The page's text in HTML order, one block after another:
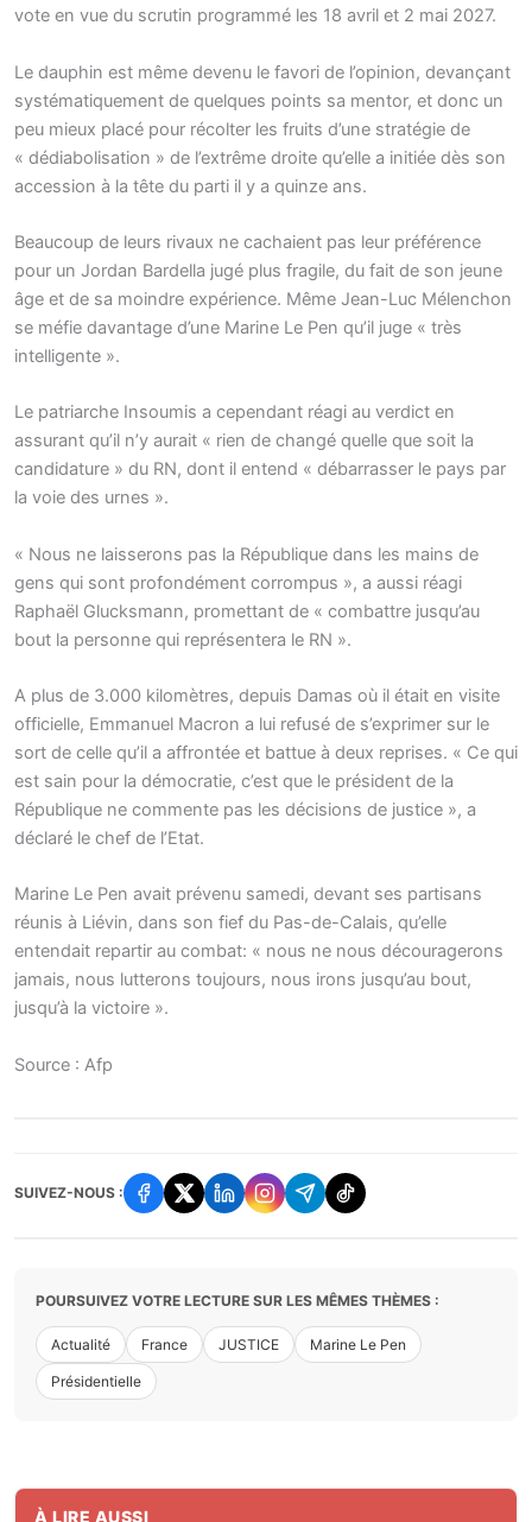
vote en vue du scrutin programmé les 18 avril et 2 mai 2027.
Le dauphin est même devenu le favori de l’opinion, devançant
systématiquement de quelques points sa mentor, et donc un
peu mieux placé pour récolter les fruits d’une stratégie de
« dédiabolisation » de l’extrême droite qu’elle a initiée dès son
accession à la tête du parti il y a quinze ans.
Beaucoup de leurs rivaux ne cachaient pas leur préférence
pour un Jordan Bardella jugé plus fragile, du fait de son jeune
âge et de sa moindre expérience. Même Jean-Luc Mélenchon
se méfie davantage d’une Marine Le Pen qu’il juge « très
intelligente ».
Le patriarche Insoumis a cependant réagi au verdict en
assurant qu’il n’y aurait « rien de changé quelle que soit la
candidature » du RN, dont il entend « débarrasser le pays par
la voie des urnes ».
« Nous ne laisserons pas la République dans les mains de
gens qui sont profondément corrompus », a aussi réagi
Raphaël Glucksmann, promettant de « combattre jusqu’au
bout la personne qui représentera le RN ».
A plus de 3.000 kilomètres, depuis Damas où il était en visite
officielle, Emmanuel Macron a lui refusé de s’exprimer sur le
sort de celle qu’il a affrontée et battue à deux reprises. « Ce qui
est sain pour la démocratie, c’est que le président de la
République ne commente pas les décisions de justice », a
déclaré le chef de l’Etat.
Marine Le Pen avait prévenu samedi, devant ses partisans
réunis à Liévin, dans son fief du Pas-de-Calais, qu’elle
entendait repartir au combat: « nous ne nous découragerons
jamais, nous lutterons toujours, nous irons jusqu’au bout,
jusqu’à la victoire ».
Source : Afp
SUIVEZ-NOUS :
POURSUIVEZ VOTRE LECTURE SUR LES MÊMES THÈMES :
Actualité France JUSTICE Marine Le Pen
Présidentielle
À LIRE AUSSI